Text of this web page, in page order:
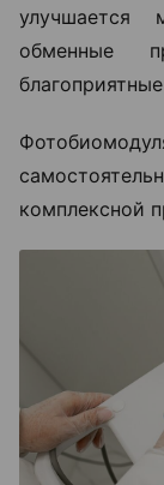
улучшается
обменные
комплексной